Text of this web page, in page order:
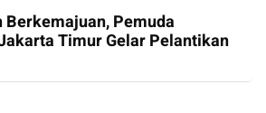
Pemuda
Timur Gelar Pelantikan